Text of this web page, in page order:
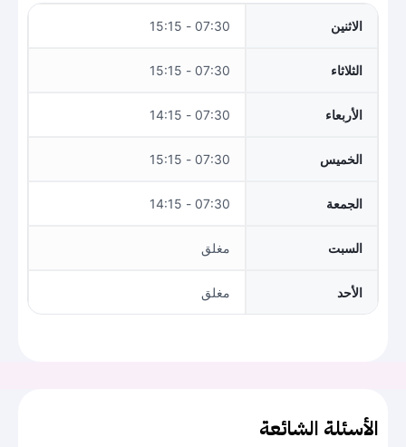
الاثنين 07:30 - 15:15
الثلاثاء 07:30 - 15:15
الأربعاء 07:30 - 14:15
الخميس 07:30 - 15:15
الجمعة 07:30 - 14:15
السبت مغلق
الأحد مغلق
الأسئلة الشائعة